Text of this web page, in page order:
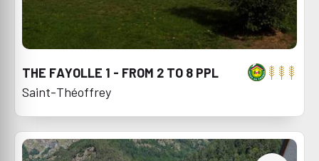
THE FAYOLLE 1 - FROM 2 TO 8 PPL
Saint-Théoffrey